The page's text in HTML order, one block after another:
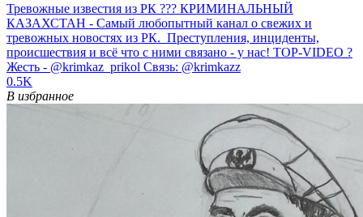
Тревожные известия из РК ??? КРИМИНАЛЬНЫЙ
КАЗАХСТАН - Самый любопытный канал о свежих и
тревожных новостях из РК. Преступления, инциденты,
происшествия и всё что с ними связано - у нас! TOP-VIDEO ?
Жесть - @krimkaz_prikol Связь: @krimkazz
0.5K
В избранное